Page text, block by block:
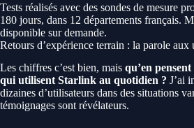
Tests réalisés avec des sondes de mesure
180 jours, dans 12 départements français.
disponible sur demande.
Retours d’expérience terrain : la parole aux
Les chiffres c’est bien, mais qu’en
qui utilisent Starlink au quotidien ? J’ai
dizaines d’utilisateurs dans des situations
témoignages sont révélateurs.